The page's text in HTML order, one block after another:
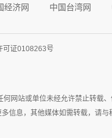
经济网 中国台湾网
可证0108263号
网站或单位未经允许禁止转载
信息，其他媒体如需转载，请